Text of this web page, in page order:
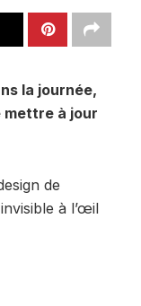
la journée,
mettre à jour
de
à l’œil